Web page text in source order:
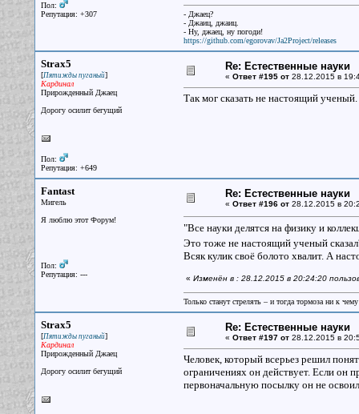
Пол:
Репутация: +307
- Джаец?
- Джаиц, джаиц.
- Ну, джаец, ну погоди!
https://github.com/egorovav/Ja2Project/releases
Strax5
[Пятижды пуганый]
Кардинал
Прирожденный Джаец
Дорогу осилит бегущий
Пол:
Репутация: +649
Re: Естественные науки
« Ответ #195 от28.12.2015 в
Так мог сказать не настоящий ученый.
Fantast
Мигель
Я люблю этот Форум!
Пол:
Репутация: ---
Re: Естественные науки
« Ответ #196 от28.12.2015 в
"Все науки делятся на физику и
Это тоже не настоящий ученый
Всяк кулик своё болото хвалит. А
« Изменён в : 28.12.2015 в 20:24:20
Только станут стрелять – и тогда тормоза ни к
Strax5
[Пятижды пуганый]
Кардинал
Прирожденный Джаец
Дорогу осилит бегущий
Re: Естественные науки
« Ответ #197 от28.12.2015 в
Человек, который всерьез решил
ограничениях он действует. Если он
первоначальную посылку он не